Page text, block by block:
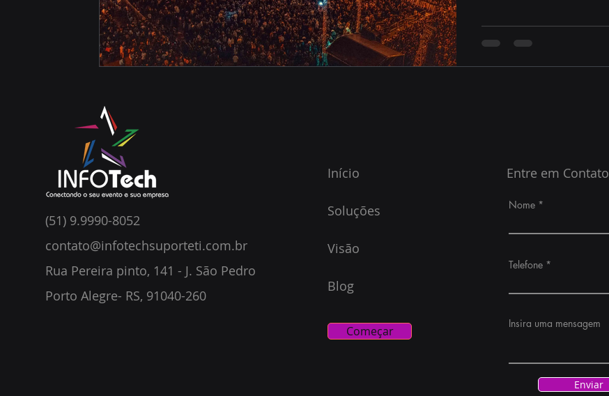
(51) 9.9990-8052
contato@infotechsuporteti.com.br
Rua Pereira pinto, 141 - J. São Pedro
Porto Alegre- RS, 91040-260
Início
Soluções
Visão
Blog
Começar
Entre em Contato
Nome
Telefone
Insira uma mensagem
Enviar